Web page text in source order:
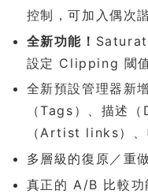
控制，可加入偶次
全新功能！
設定 Clipping 閾
全新預設管理器新
（Tags）、描述
（Artist links）
多層級的復原／重
真正的 A/B 比較功